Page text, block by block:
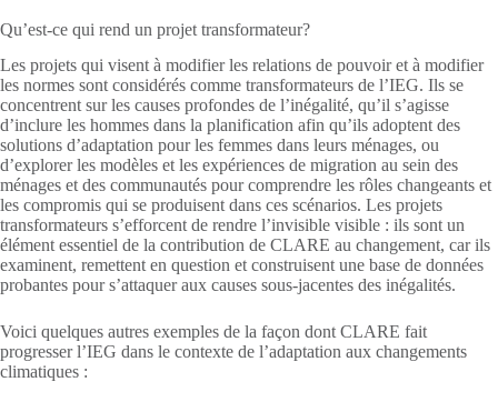
Qu’est-ce qui rend un projet transformateur?
Les projets qui visent à modifier les relations de pouvoir et à modifier
les normes sont considérés comme transformateurs de l’IEG. Ils se
concentrent sur les causes profondes de l’inégalité, qu’il s’agisse
d’inclure les hommes dans la planification afin qu’ils adoptent des
solutions d’adaptation pour les femmes dans leurs ménages, ou
d’explorer les modèles et les expériences de migration au sein des
ménages et des communautés pour comprendre les rôles changeants et
les compromis qui se produisent dans ces scénarios. Les projets
transformateurs s’efforcent de rendre l’invisible visible : ils sont un
élément essentiel de la contribution de CLARE au changement, car ils
examinent, remettent en question et construisent une base de données
probantes pour s’attaquer aux causes sous-jacentes des inégalités.
Voici quelques autres exemples de la façon dont CLARE fait
progresser l’IEG dans le contexte de l’adaptation aux changements
climatiques :